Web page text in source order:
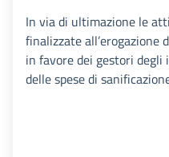
In via di ultimazione le
finalizzate all’erogazione
in favore dei gestori
delle spese di